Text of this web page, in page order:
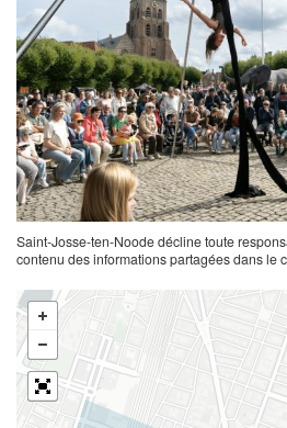
Saint-Josse-ten-Noode décline toute
contenu des informations partagées dans le